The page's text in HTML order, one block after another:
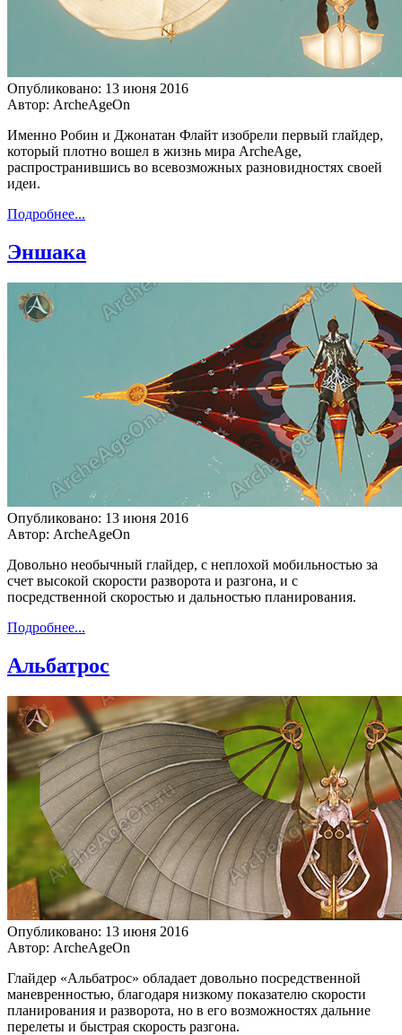
Опубликовано: 13 июня 2016
Автор: ArcheAgeOn
Именно Робин и Джонатан Флайт изобрели первый глайдер,
который плотно вошел в жизнь мира ArcheAge,
распространившись во всевозможных разновидностях своей
идеи.
Подробнее...
Эншака
Опубликовано: 13 июня 2016
Автор: ArcheAgeOn
Довольно необычный глайдер, с неплохой мобильностью за
счет высокой скорости разворота и разгона, и с
посредственной скоростью и дальностью планирования.
Подробнее...
Альбатрос
Опубликовано: 13 июня 2016
Автор: ArcheAgeOn
Глайдер «Альбатрос» обладает довольно посредственной
маневренностью, благодаря низкому показателю скорости
планирования и разворота, но в его возможностях дальние
перелеты и быстрая скорость разгона.